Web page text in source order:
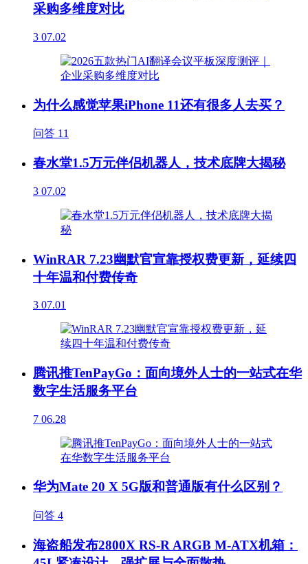
采购多维度对比
3 07.02
为什么感觉苹果iPhone 11还有很多人去买？
问答 11
春水堂1.5万元伴侣机器人，技术底牌大揭秘
3 07.02
WinRAR 7.23幽默官宣靠授权费更新，延续四
十年温和付费传奇
3 07.01
腾讯推TenPayGo：面向境外人士的一站式在华
数字生活服务平台
7 06.28
华为Mate 20 X 5G版和普通版有什么区别？
问答 4
海盗船发布2800X RS-R ARGB M-ATX机箱：